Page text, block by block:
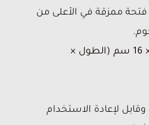
فتحة ممزقة في الأعلى من
صغير. الأبعاد: 23 سم × 16 سم (الطول ×
لإعادة الاستخدام